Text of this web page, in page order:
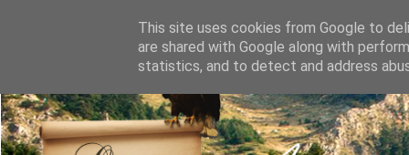
This site uses cookies from Google to
are shared with Google along with
statistics, and to detect and address